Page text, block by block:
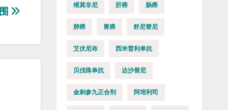
维莫非尼 肝癌 肠癌
肺癌 胃癌 舒尼替尼
艾伏尼布 西米普利单抗
贝伐珠单抗 达沙替尼
金刺参九正合剂 阿培利司